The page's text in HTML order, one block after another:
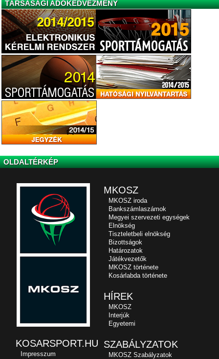
TÁRSASÁGI ADÓKEDVEZMÉNY
OLDALTÉRKÉP
MKOSZ
MKOSZ iroda
Bankszámlaszámok
Megyei szervezeti egységek
Elnökség
Tiszteletbeli elnökség
Bizottságok
Határozatok
Játékvezetők
MKOSZ története
Kosárlabda története
HÍREK
MKOSZ
Interjúk
Egyetemi
SZABÁLYZATOK
MKOSZ Szabályzatok
KOSARSPORT.HU
Impresszum